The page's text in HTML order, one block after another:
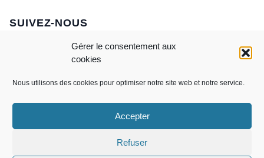
Gérer le consentement aux
cookies
Nous utilisons des cookies pour optimiser notre site web et notre service.
Accepter
Refuser
SUIVEZ-NOUS
MasterCardCredit
POLITIQUE DE COOKIES